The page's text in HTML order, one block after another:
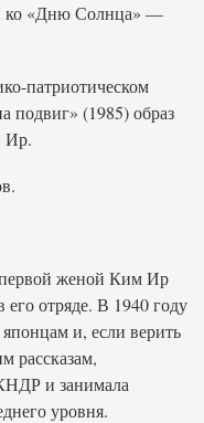
ко «Дню Солнца» —
патриотическом
подвиг» (1985) образ
Ир.
женой Ким Ир
отряде. В 1940 году
и, если верить
рассказам,
и занимала
уровня.